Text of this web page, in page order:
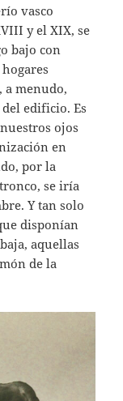
vasco
y el XIX, se
bajo con
a menudo,
edificio. Es
ojos
en
por la
se iría
Y tan solo
disponían
aquellas
de la